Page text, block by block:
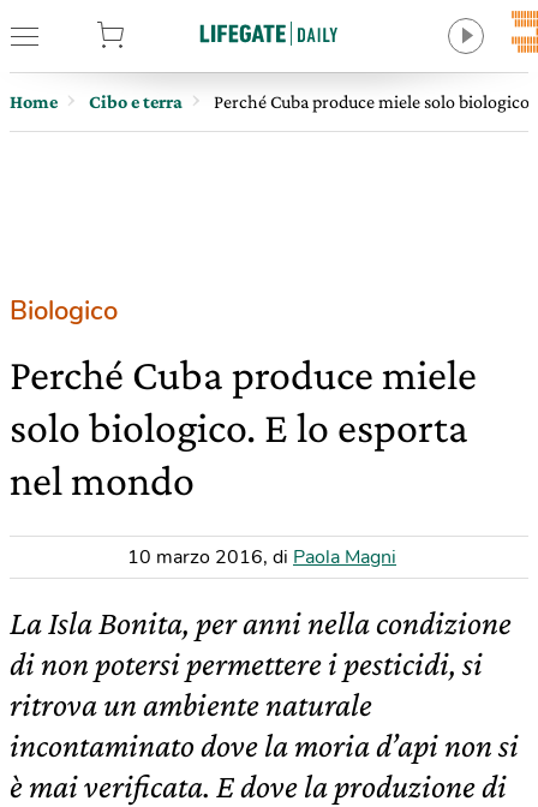
Home Cibo e terra Perché Cuba produce miele solo
Biologico
Perché Cuba produce miele
solo biologico. E lo esporta
nel mondo
10 marzo 2016, di Paola Magni
La Isla Bonita, per anni nella condizione
di non potersi permettere i pesticidi, si
ritrova un ambiente naturale
incontaminato dove la moria d’api non si
è mai verificata. E dove la produzione di